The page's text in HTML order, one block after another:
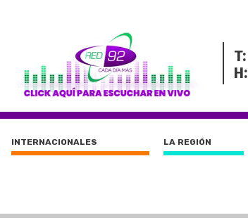
T:
H:
INTERNACIONALES LA REGIÓN